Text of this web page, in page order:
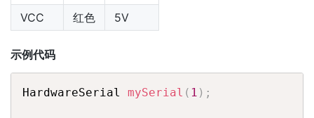
VCC
红色 5V
示例代码
HardwareSerial mySerial ( 1 ) ;